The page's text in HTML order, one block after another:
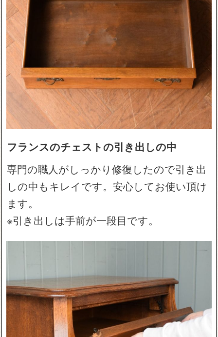
フランスのチェストの引き出しの中
専門の職人がしっかり修復したので引き出
しの中もキレイです。安心してお使い頂け
ます。
※引き出しは手前が一段目です。